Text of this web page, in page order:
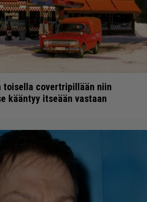
toisella covertripillään niin
kääntyy itseään vastaan